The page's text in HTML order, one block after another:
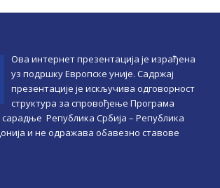
Ова интернет презентација је израђена
уз подршку Европске уније. Садржај
презентације је искључива одговорност
структура за спровођење Програма
Република Србијa – Република
и не одражава обавезно ставове